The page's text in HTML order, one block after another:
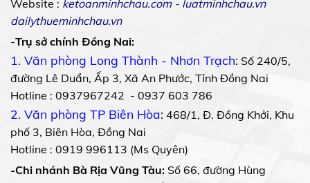
Website : ketoanminhchau.com- luatminhchau.vn
dailythueminhchau.vn
-Trụ sở chính Đồng Nai:
1. Văn phòng Long Thành - Nhơn Trạch: Số 240/5,
đường Lê Duẩn, Ấp 3, Xã An Phước, Tỉnh Đồng Nai
Hotline : 0937967242 - 0937 603 786
2. Văn phòng TP Biên Hòa: 468/1, Đ. Đồng Khởi, Khu
phố 3, Biên Hòa, Đồng Nai
Hotline : 0919 996113 (Ms Quyên)
-Chi nhánh Bà Rịa Vũng Tàu: Số 66, đường Hùng